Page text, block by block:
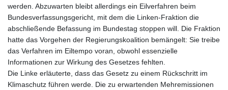
werden. Abzuwarten bleibt allerdings ein Eilverfahren beim
Bundesverfassungsgericht, mit dem die Linken-Fraktion die
abschließende Befassung im Bundestag stoppen will. Die Fraktion
hatte das Vorgehen der Regierungskoalition bemängelt: Sie treibe
das Verfahren im Eiltempo voran, obwohl essenzielle
Informationen zur Wirkung des Gesetzes fehlten.
Die Linke erläuterte, dass das Gesetz zu einem Rückschritt im
Klimaschutz führen werde. Die zu erwartenden Mehremissionen